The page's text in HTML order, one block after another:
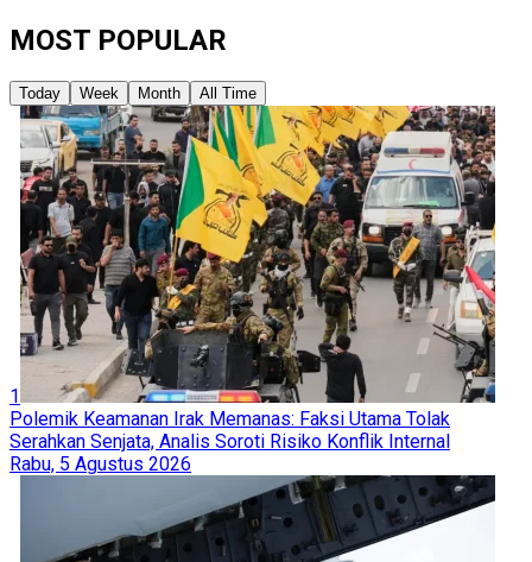
MOST POPULAR
Today Week Month All Time
1
Polemik Keamanan Irak Memanas: Faksi Utama Tolak
Serahkan Senjata, Analis Soroti Risiko Konflik Internal
Rabu, 5 Agustus 2026